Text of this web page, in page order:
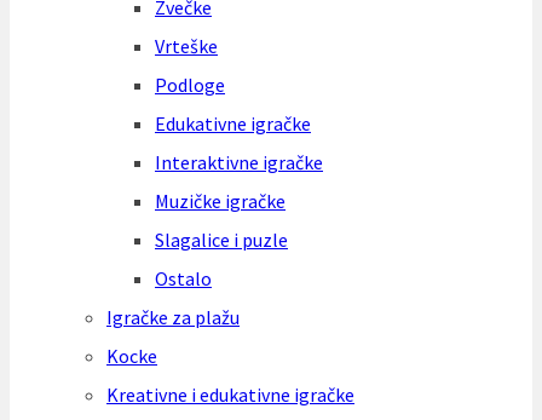
Zvečke
Vrteške
Podloge
Edukativne igračke
Interaktivne igračke
Muzičke igračke
Slagalice i puzle
Ostalo
Igračke za plažu
Kocke
Kreativne i edukativne igračke